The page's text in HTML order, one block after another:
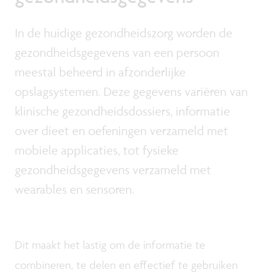
In de huidige gezondheidszorg worden de
gezondheidsgegevens van een persoon
meestal beheerd in afzonderlijke
opslagsystemen. Deze gegevens variëren van
klinische gezondheidsdossiers, informatie
over dieet en oefeningen verzameld met
mobiele applicaties, tot fysieke
gezondheidsgegevens verzameld met
wearables en sensoren.
Dit maakt het lastig om de informatie te
combineren, te delen en effectief te gebruiken